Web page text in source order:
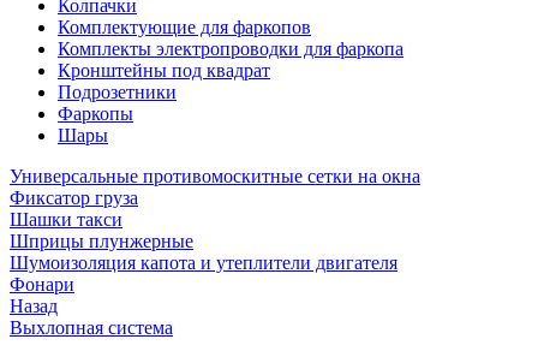
Колпачки
Комплектующие для фаркопов
Комплекты электропроводки для фаркопа
Кронштейны под квадрат
Подрозетники
Фаркопы
Шары
Универсальные противомоскитные сетки на окна
Фиксатор груза
Шашки такси
Шприцы плунжерные
Шумоизоляция капота и утеплители двигателя
Фонари
Назад
Выхлопная система